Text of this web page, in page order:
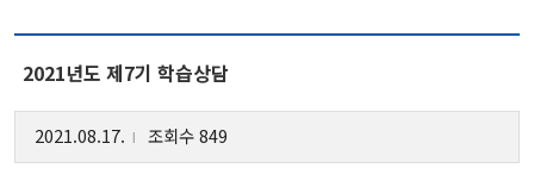
2021년도 제7기 학습상담
2021.08.17. 조회수 849